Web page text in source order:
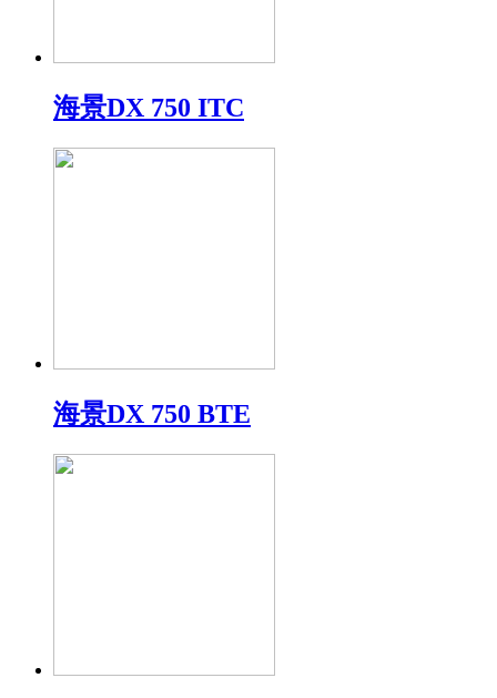
海景DX 750 ITC
海景DX 750 BTE